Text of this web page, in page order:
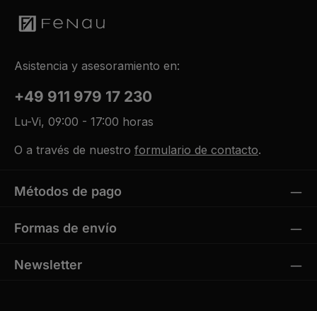
Asistencia y asesoramiento en:
+49 911 979 17 230
Lu-Vi, 09:00 - 17:00 horas
O a través de nuestro formulario de contacto.
Métodos de pago
Formas de envío
Newsletter